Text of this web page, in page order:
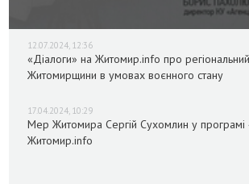
12.07.2024, 12:36
«Діалоги» на Житомир.info про
Житомирщини в умовах воєнного стану
17.04.2024, 10:29
Мер Житомира Сергій Сухомлин у програмі
Житомир.info